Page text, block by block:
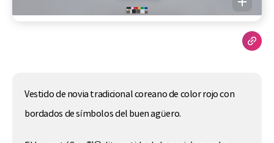
Vestido de novia tradicional coreano de color rojo con
bordados de símbolos del buen agüero.